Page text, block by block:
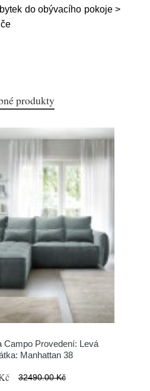
do obývacího pokoje >
produkty
Campo Provedení: Levá
Manhattan 38
32490.00 Kč